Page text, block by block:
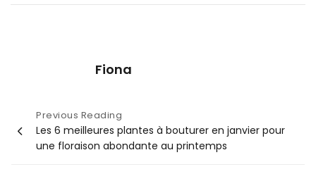
Fiona
Navigation
de
l’article
Previous Reading
Les 6 meilleures plantes à bouturer en janvier pour
une floraison abondante au printemps